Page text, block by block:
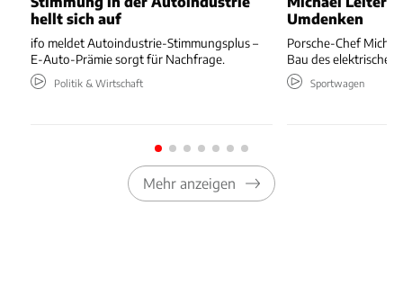
hellt sich auf
ifo meldet Autoindustrie-Stimmungsplus –
E-Auto-Prämie sorgt für Nachfrage.
Politik & Wirtschaft
Umdenken
Porsche-Chef
Bau des elektrischen
Sportwagen
Mehr anzeigen